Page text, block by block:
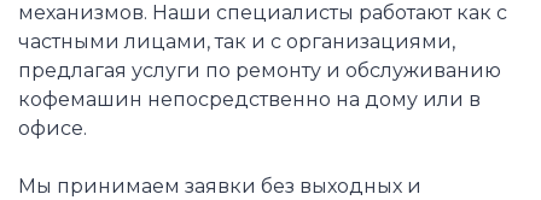
механизмов. Наши специалисты работают как с
частными лицами, так и с организациями,
предлагая услуги по ремонту и обслуживанию
кофемашин непосредственно на дому или в
офисе.
Мы принимаем заявки без выходных и